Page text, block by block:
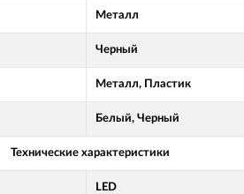
Металл
Черный
Металл, Пластик
Белый, Черный
Технические характеристики
LED